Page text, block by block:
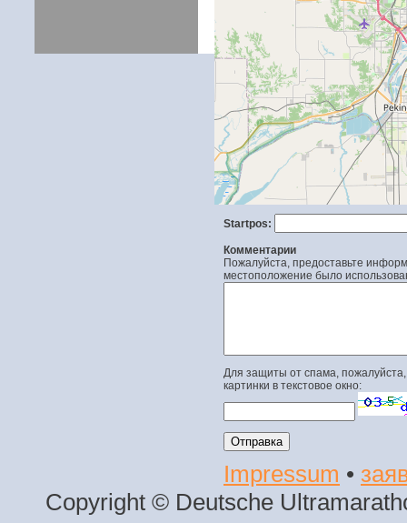
Startpos:
Комментарии
Пожалуйста, предоставьте
местоположение было
Для защиты от спама,
картинки в текстовое окно:
Impressum •
Copyright © Deutsche